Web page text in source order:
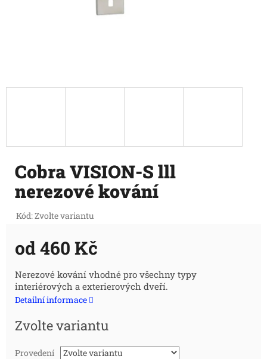
Cobra VISION-S lll
nerezové kování
Kód:Zvolte variantu
od460 Kč
Měrná
cena:
Nerezové kování vhodné pro všechny typy
interiérových a exterierových dveří.
Detailní informace
Zvolte variantu
Provedení